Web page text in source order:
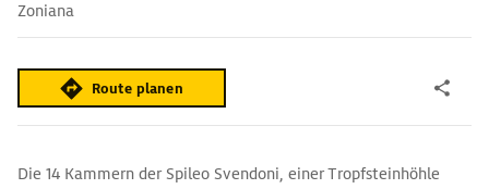
Zoniana
Route planen
Die 14 Kammern der Spileo Svendoni, einer Tropfsteinhöhle